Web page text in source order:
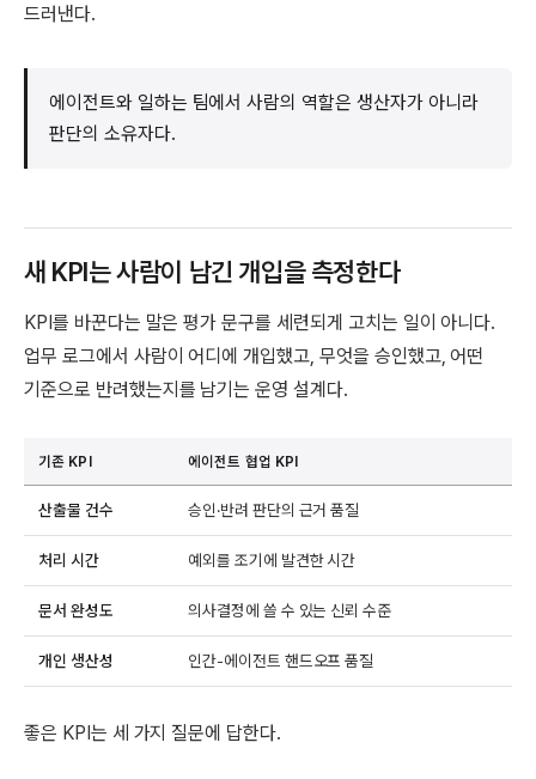
드러낸다.
에이전트와 일하는 팀에서 사람의 역할은 생산자가 아니라
판단의 소유자다.
새 KPI는 사람이 남긴 개입을 측정한다
KPI를 바꾼다는 말은 평가 문구를 세련되게 고치는 일이 아니다.
업무 로그에서 사람이 어디에 개입했고, 무엇을 승인했고, 어떤
기준으로 반려했는지를 남기는 운영 설계다.
기존 KPI 에이전트 협업 KPI
산출물 건수 승인·반려 판단의 근거 품질
처리 시간 예외를 조기에 발견한 시간
문서 완성도 의사결정에 쓸 수 있는 신뢰 수준
개인 생산성 인간-에이전트 핸드오프 품질
좋은 KPI는 세 가지 질문에 답한다.